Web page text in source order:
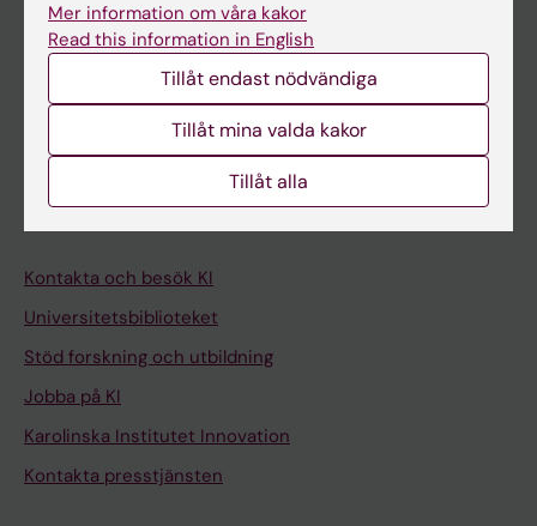
Studentmejlen
Kurs- och programwebbar
Student på KI
Medarbetarportalen
Kontakta och besök KI
Universitetsbiblioteket
Stöd forskning och utbildning
Jobba på KI
Karolinska Institutet Innovation
Kontakta presstjänsten
Mer information om våra kakor
Read this information in English
Tillåt endast nödvändiga
Tillåt mina valda kakor
Tillåt alla